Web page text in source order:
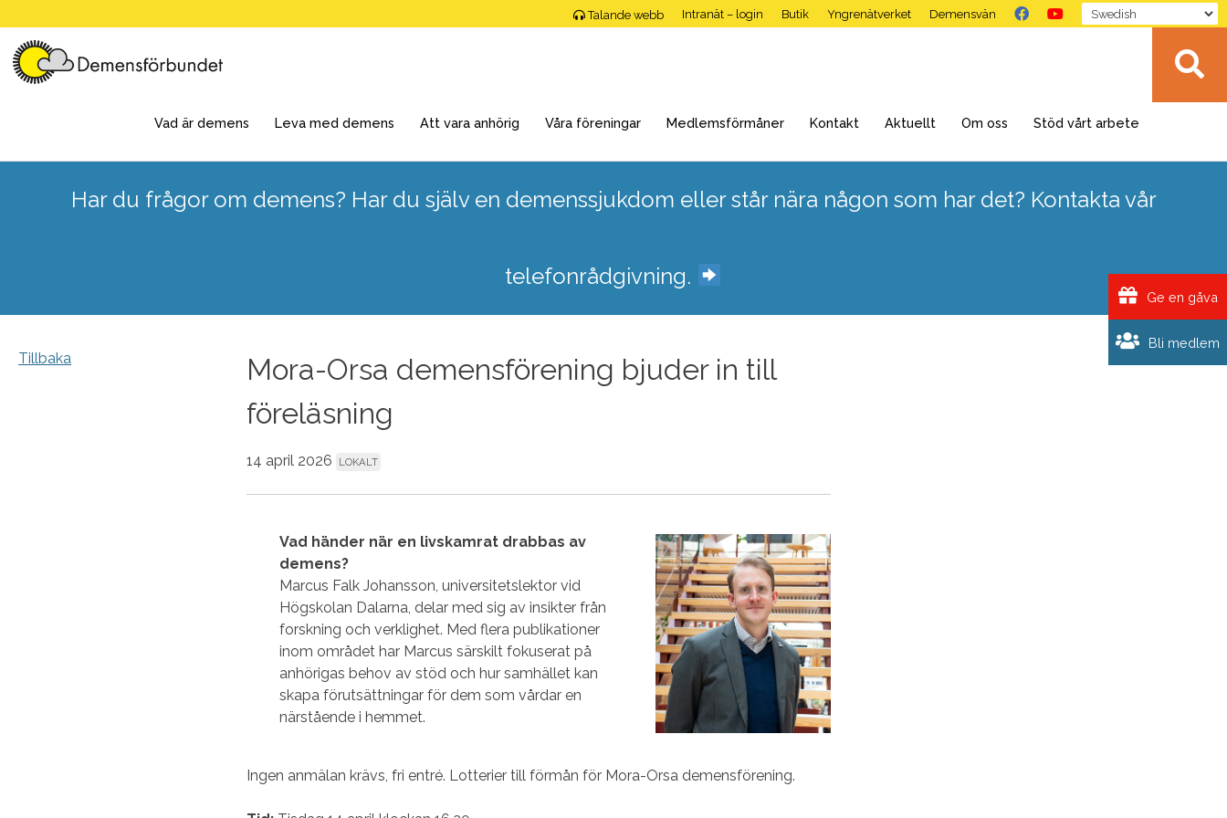
to
content
Talande webb Intranät – login Butik Yngrenätverket Demensvän
Vad är demens Leva med demens Att vara anhörig Våra föreningar Medlemsförmåner Kontakt Aktuellt Om oss Stöd vårt arbete
Har du frågor om demens? Har du själv en demenssjukdom eller står nära någon som har det? Kontakta vår
telefonrådgivning.
Tillbaka
Mora-Orsa demensförening bjuder in till
föreläsning
14 april 2026 LOKALT
Vad händer när en livskamrat drabbas av
demens?
Marcus Falk Johansson, universitetslektor vid
Högskolan Dalarna, delar med sig av insikter från
forskning och verklighet. Med flera publikationer
inom området har Marcus särskilt fokuserat på
anhörigas behov av stöd och hur samhället kan
skapa förutsättningar för dem som vårdar en
närstående i hemmet.
Ingen anmälan krävs, fri entré. Lotterier till förmån för Mora-Orsa demensförening.
Bli medlem
Ge en gåva